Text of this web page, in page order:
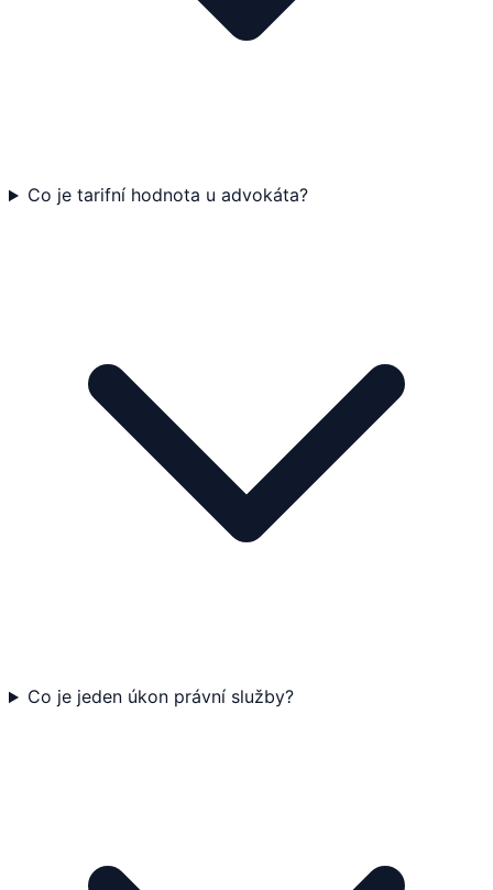
Co je tarifní hodnota u advokáta?
Co je jeden úkon právní služby?